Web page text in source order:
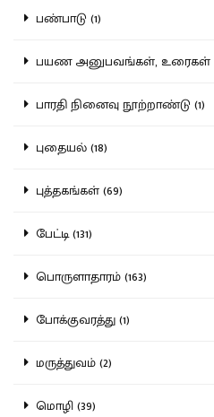
பண்பாடு (1)
பயண அனுபவங்கள், உரைகள்
பாரதி நினைவு நூற்றாண்டு (1)
புதையல் (18)
புத்தகங்கள் (69)
பேட்டி (131)
பொருளாதாரம் (163)
போக்குவரத்து (1)
மருத்துவம் (2)
மொழி (39)